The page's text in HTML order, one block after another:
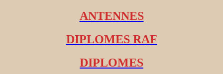
ANTENNES
DIPLOMES RAF
DIPLOMES